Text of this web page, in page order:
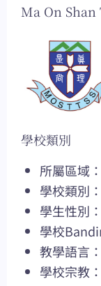
Ma On
學校類別
所屬區域
學校類別
學生性別
學校
教學語言
學校宗教